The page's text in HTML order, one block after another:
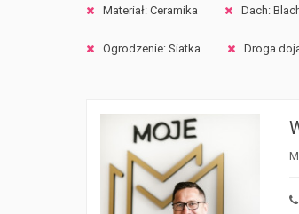
Materiał: Ceramika Dach:
Ogrodzenie: Siatka Droga